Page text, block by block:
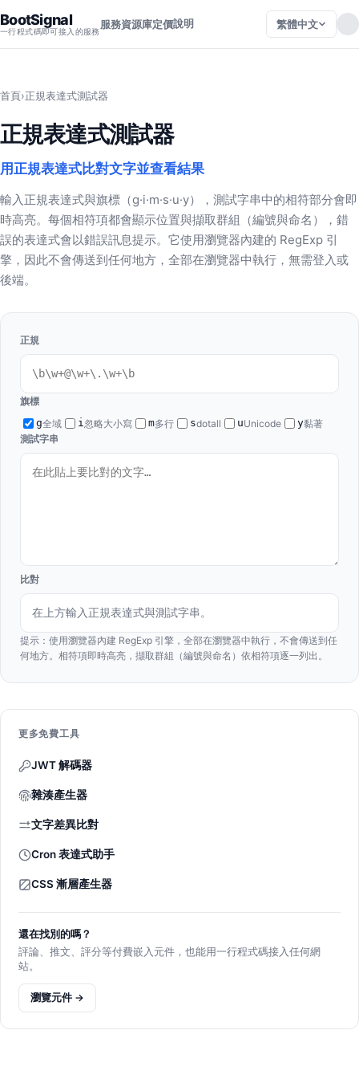
BootSignal
一行程式碼即可接入的服務
服務資源庫定價說明 繁體中文
首頁›正規表達式測試器
正規表達式測試器
用正規表達式比對文字並查看結果
輸入正規表達式與旗標（g·i·m·s·u·y），測試字串中的相符部分會即
時高亮。每個相符項都會顯示位置與擷取群組（編號與命名），錯
誤的表達式會以錯誤訊息提示。它使用瀏覽器內建的 RegExp 引
擎，因此不會傳送到任何地方，全部在瀏覽器中執行，無需登入或
後端。
正規
旗標
g全域 i忽略大小寫 m多行 sdotall uUnicode y黏著
測試字串
比對
在上方輸入正規表達式與測試字串。
提示：使用瀏覽器內建 RegExp 引擎，全部在瀏覽器中執行，不會傳送到任
何地方。相符項即時高亮，擷取群組（編號與命名）依相符項逐一列出。
更多免費工具
JWT 解碼器
雜湊產生器
文字差異比對
Cron 表達式助手
CSS 漸層產生器
還在找別的嗎？
評論、推文、評分等付費嵌入元件，也能用一行程式碼接入任何網
站。
瀏覽元件 →